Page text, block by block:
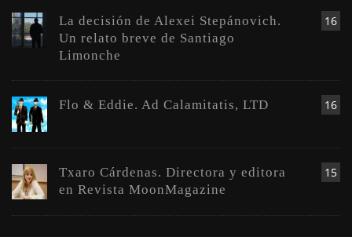
16
La decisión de Alexei Stepánovich.
Un relato breve de Santiago
Limonche
16
Flo & Eddie. Ad Calamitatis, LTD
15
Txaro Cárdenas. Directora y editora
en Revista MoonMagazine